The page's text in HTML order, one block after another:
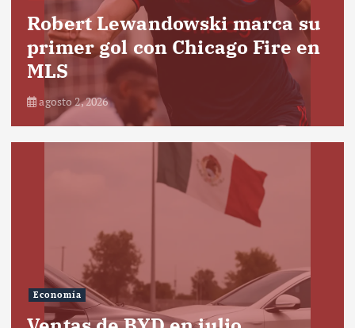
Robert Lewandowski marca su
primer gol con Chicago Fire en
MLS
agosto 2, 2026
Economía